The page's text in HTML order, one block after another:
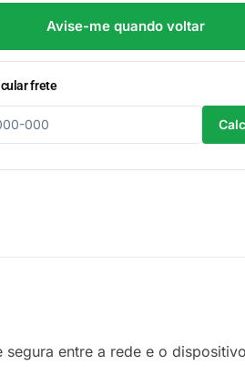
Avise-me quando voltar
frete
entre a rede e o